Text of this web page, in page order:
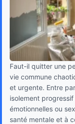
Faut-il quitter une
vie commune
et urgente. Entre
isolement
émotionnelles ou
santé mentale et à